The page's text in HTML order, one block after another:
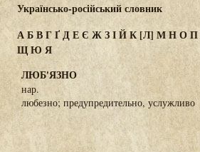
Українсько-російський словник
АБВГҐДЕЄ ЖЗІЙК [Л] МНОП
ЩЮ Я
ЛЮБ'ЯЗНО
нар.
любезно; предупредительно, услужливо